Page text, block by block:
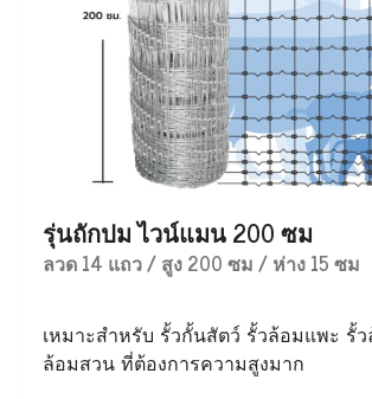
รุ่นถักปม ไวน์แมน 200 ซม
ลวด 14 แถว / สูง 200 ซม / ห่าง 15 ซม
เหมาะสำหรับ รั้วกั้นสัตว์ รั้วล้อมแพะ รั้
ล้อมสวน ที่ต้องการความสูงมาก